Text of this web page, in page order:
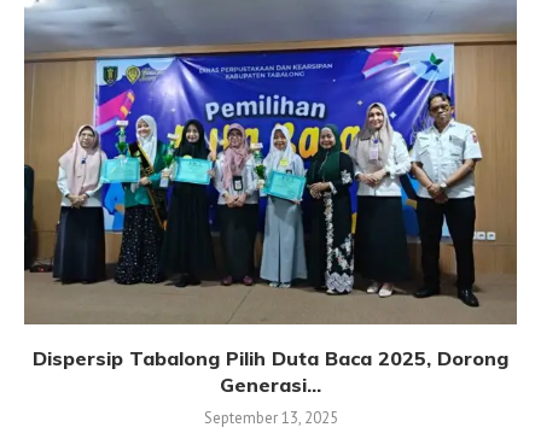
Dispersip Tabalong Pilih Duta Baca 2025, Dorong
Generasi...
September 13, 2025